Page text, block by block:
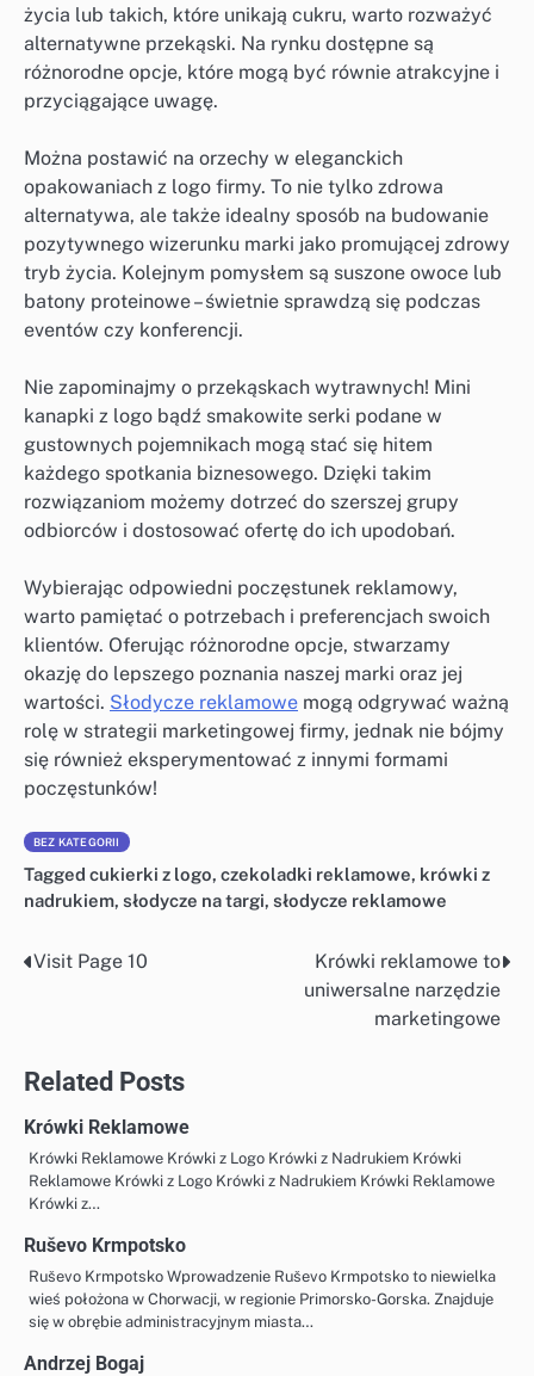
życia lub takich, które unikają cukru, warto rozważyć
alternatywne przekąski. Na rynku dostępne są
różnorodne opcje, które mogą być równie atrakcyjne i
przyciągające uwagę.
Można postawić na orzechy w eleganckich
opakowaniach z logo firmy. To nie tylko zdrowa
alternatywa, ale także idealny sposób na budowanie
pozytywnego wizerunku marki jako promującej zdrowy
tryb życia. Kolejnym pomysłem są suszone owoce lub
batony proteinowe – świetnie sprawdzą się podczas
eventów czy konferencji.
Nie zapominajmy o przekąskach wytrawnych! Mini
kanapki z logo bądź smakowite serki podane w
gustownych pojemnikach mogą stać się hitem
każdego spotkania biznesowego. Dzięki takim
rozwiązaniom możemy dotrzeć do szerszej grupy
odbiorców i dostosować ofertę do ich upodobań.
Wybierając odpowiedni poczęstunek reklamowy,
warto pamiętać o potrzebach i preferencjach swoich
klientów. Oferując różnorodne opcje, stwarzamy
okazję do lepszego poznania naszej marki oraz jej
wartości. Słodycze reklamowe mogą odgrywać ważną
rolę w strategii marketingowej firmy, jednak nie bójmy
się również eksperymentować z innymi formami
poczęstunków!
BEZ KATEGORII
Tagged cukierki z logo, czekoladki reklamowe, krówki z
nadrukiem, słodycze na targi, słodycze reklamowe
Nawigacja
Visit Page 10
Krówki reklamowe to
uniwersalne narzędzie
marketingowe
Related Posts
Krówki Reklamowe
Krówki Reklamowe Krówki z Logo Krówki z Nadrukiem Krówki
Reklamowe Krówki z Logo Krówki z Nadrukiem Krówki Reklamowe
Krówki z…
Ruševo Krmpotsko
Ruševo Krmpotsko Wprowadzenie Ruševo Krmpotsko to niewielka
wieś położona w Chorwacji, w regionie Primorsko-Gorska. Znajduje
się w obrębie administracyjnym miasta…
Andrzej Bogaj